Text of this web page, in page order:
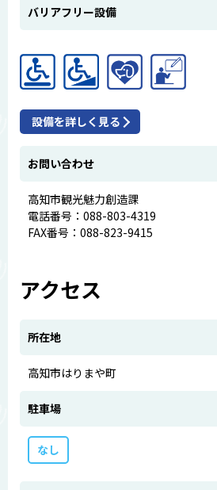
バリアフリー設備
設備を詳しく見る
お問い合わせ
高知市観光魅力創造課
電話番号：088-803-4319
FAX番号：088-823-9415
アクセス
所在地
高知市はりまや町
駐車場
なし